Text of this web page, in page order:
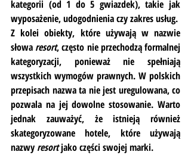
kategorii (od 1 do 5 gwiazdek), takie jak
wyposażenie, udogodnienia czy zakres usług.
Z kolei obiekty, które używają w nazwie
słowa resort, często nie przechodzą formalnej
kategoryzacji, ponieważ nie spełniają
wszystkich wymogów prawnych. W polskich
przepisach nazwa ta nie jest uregulowana, co
pozwala na jej dowolne stosowanie. Warto
jednak zauważyć, że istnieją również
skategoryzowane hotele, które używają
nazwy resort jako części swojej marki.